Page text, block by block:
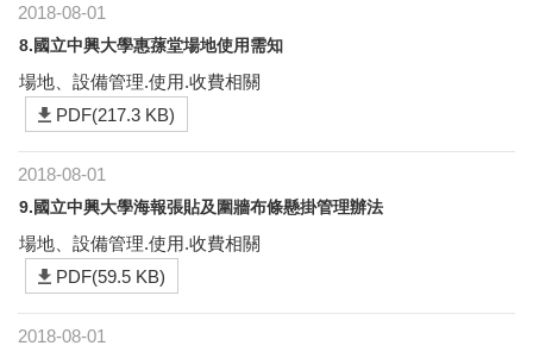
2018-08-01
8.國立中興大學惠蓀堂場地使用需知
場地、設備管理.使用.收費相關
PDF(217.3 KB)
2018-08-01
9.國立中興大學海報張貼及圍牆布條懸掛管理辦法
場地、設備管理.使用.收費相關
PDF(59.5 KB)
2018-08-01